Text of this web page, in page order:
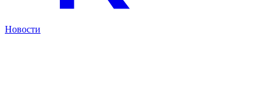
Новости